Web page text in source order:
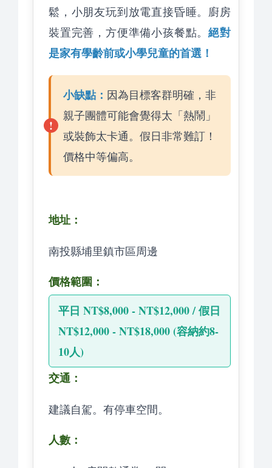
鬆，小朋友玩到放電直接昏睡。廚房
裝置完善，方便準備小孩餐點。絕對
是家有學齡前或小學兒童的首選！
小缺點： 因為目標客群明確，非
親子團體可能會覺得太「熱鬧」
或裝飾太卡通。假日非常難訂！
價格中等偏高。
地址：
南投縣埔里鎮市區周邊
價格範圍：
平日 NT$8,000 - NT$12,000 / 假日
NT$12,000 - NT$18,000 (容納約8-
10人)
交通：
建議自駕。有停車空間。
人數：